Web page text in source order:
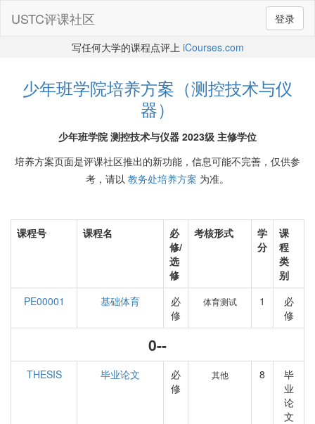
登录
USTC评课社区
写任何大学的课程点评上 iCourses.com
少年班学院培养方案（测控技术与仪
器）
少年班学院 测控技术与仪器 2023级 主修学位
培养方案页面是评课社区推出的新功能，信息可能不完善，仅供参
考，请以 教务处培养方案 为准。
课程号 课程名
必
修/
选
修
考核形式
学
分
课
程
类
别
PE00001
基础体育
必
修
体育测试 1
必
修
0--
THESIS 毕业论文
必
修
其他 8
毕
业
论
文